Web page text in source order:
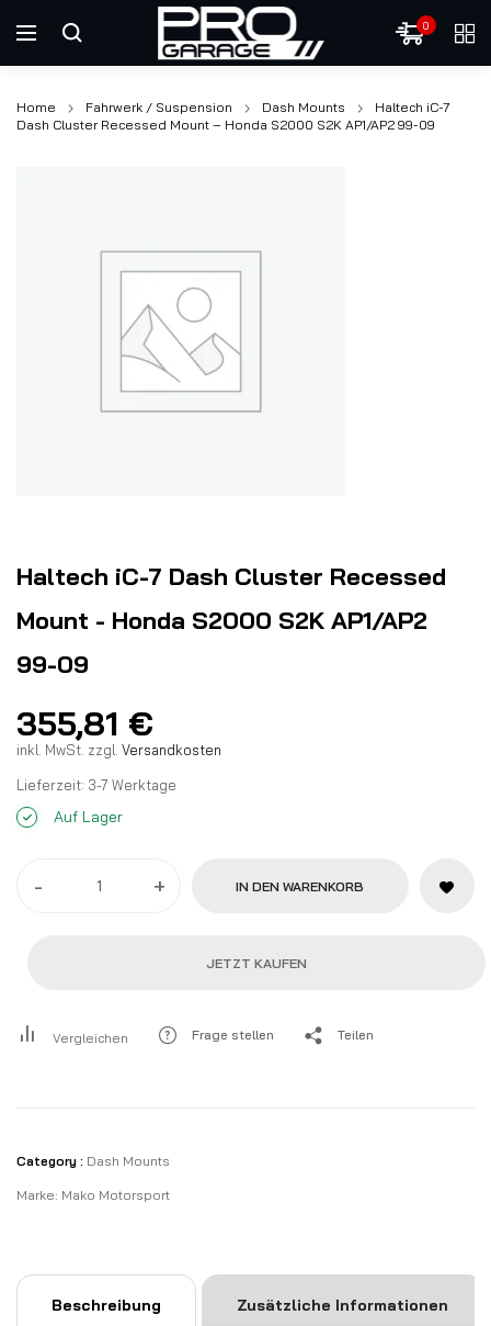
0
Home Fahrwerk / Suspension Dash Mounts
Haltech iC-7
Dash Cluster Recessed Mount – Honda S2000 S2K AP1/AP2 99-09
Haltech iC-7 Dash Cluster Recessed
Mount - Honda S2000 S2K AP1/AP2
99-09
355,81 €
inkl. MwSt. zzgl. Versandkosten
Lieferzeit: 3-7 Werktage
Auf Lager
- + IN DEN WARENKORB
JETZT KAUFEN
Vergleichen Frage stellen Teilen
Category : Dash Mounts
Marke: Mako Motorsport
Beschreibung Zusätzliche Informationen